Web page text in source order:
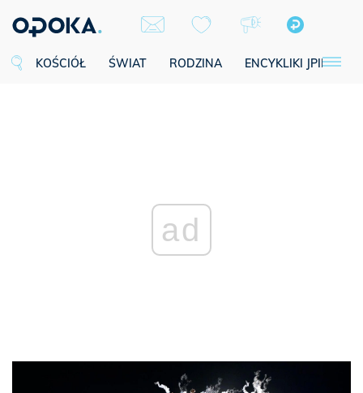
KOŚCIÓŁ ŚWIAT RODZINA ENCYKLIKI JPII
ad